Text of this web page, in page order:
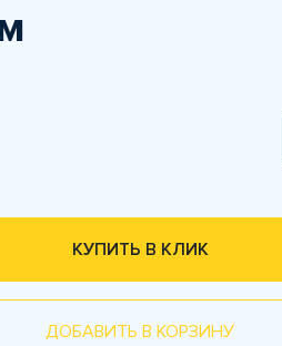
КУПИТЬ В КЛИК
ДОБАВИТЬ В КОРЗИНУ